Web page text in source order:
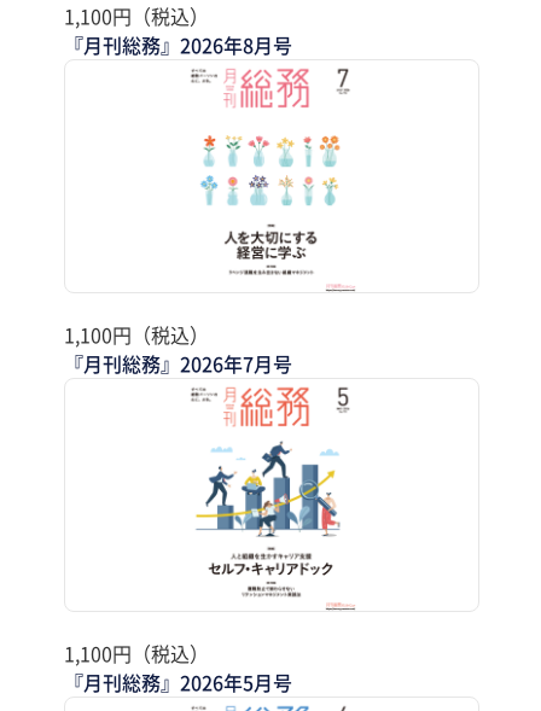
1,100円（税込）
『月刊総務』2026年8月号
1,100円（税込）
『月刊総務』2026年7月号
1,100円（税込）
『月刊総務』2026年5月号